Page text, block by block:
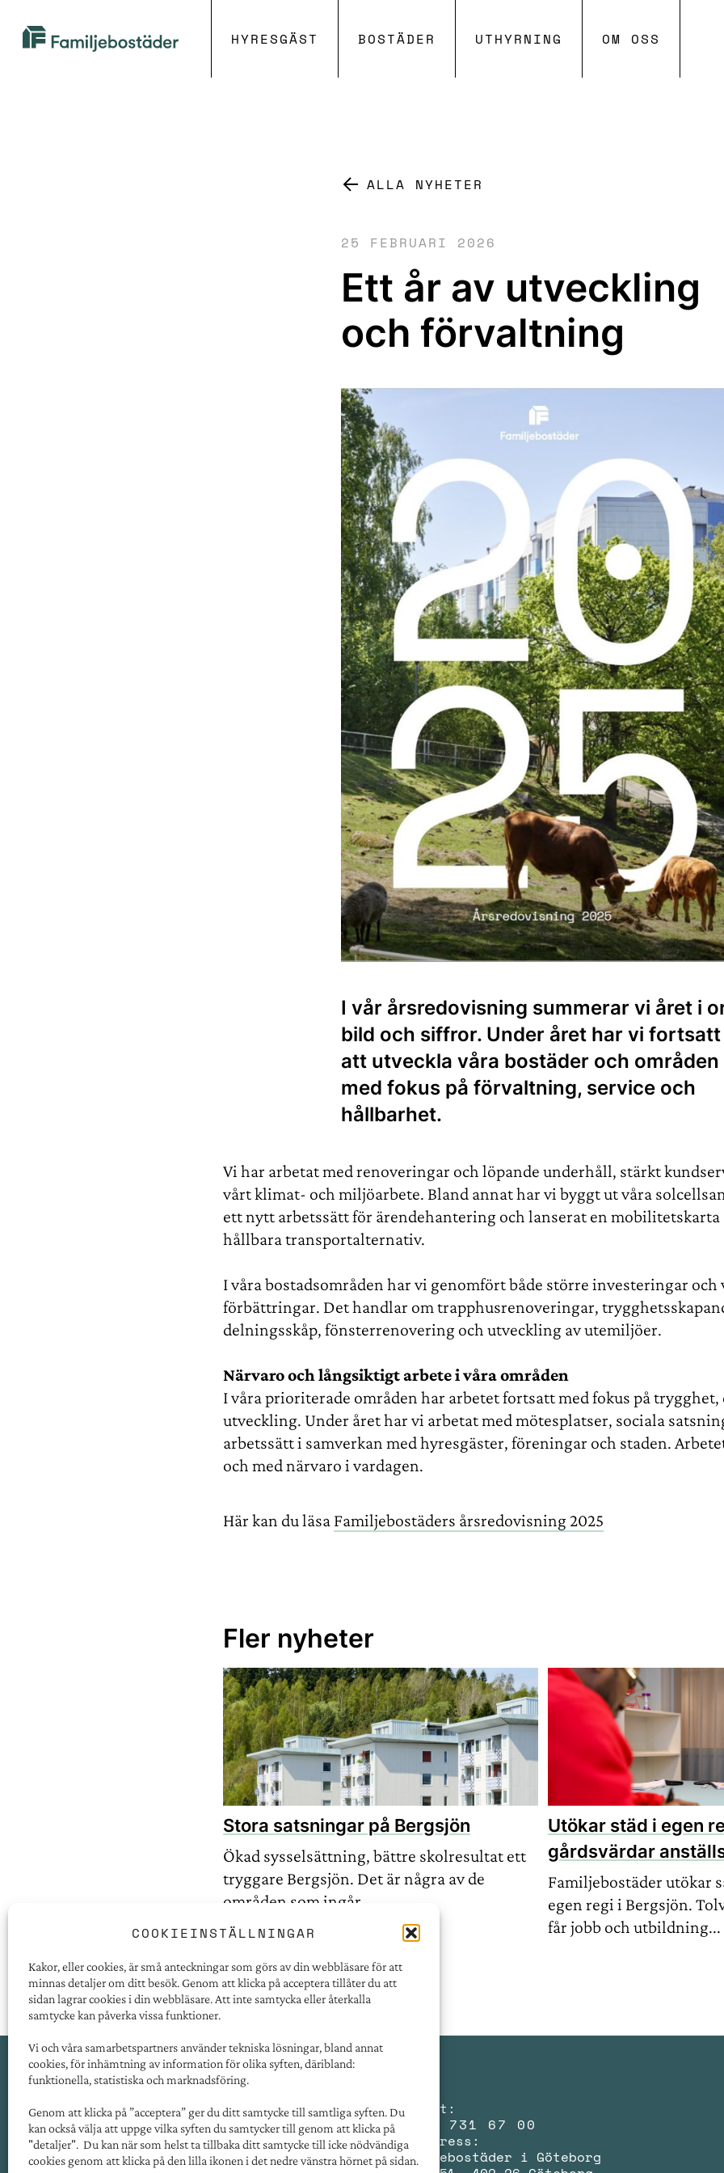
COOKIEINSTÄLLNINGAR
Kakor, eller cookies, är små anteckningar som görs av din webbläsare för att
minnas detaljer om ditt besök. Genom att klicka på acceptera tillåter du att
sidan lagrar cookies i din webbläsare. Att inte samtycka eller återkalla
samtycke kan påverka vissa funktioner.
Vi och våra samarbetspartners använder tekniska lösningar, bland annat
cookies, för inhämtning av information för olika syften, däribland:
funktionella, statistiska och marknadsföring.
Genom att klicka på ”acceptera” ger du ditt samtycke till samtliga syften. Du
kan också välja att uppge vilka syften du samtycker till genom att klicka på
"detaljer". Du kan när som helst ta tillbaka ditt samtycke till icke nödvändiga
cookies genom att klicka på den lilla ikonen i det nedre vänstra hörnet på sidan.
Familjebostäder
HYRESGÄST BOSTÄDER UTHYRNING OM OSS
ALLA NYHETER
25 FEBRUARI 2026
Ett år av utveckling
och förvaltning
I vår årsredovisning summerar vi året i
bild och siffror. Under året har vi fortsatt
att utveckla våra bostäder och områden
med fokus på förvaltning, service och
hållbarhet.
Vi har arbetat med renoveringar och löpande underhåll, stärkt
vårt klimat- och miljöarbete. Bland annat har vi byggt ut våra
ett nytt arbetssätt för ärendehantering och lanserat en mobilitetskarta
hållbara transportalternativ.
I våra bostadsområden har vi genomfört både större investeringar och
förbättringar. Det handlar om trapphusrenoveringar,
delningsskåp, fönsterrenovering och utveckling av utemiljöer.
Närvaro och långsiktigt arbete i våra områden
I våra prioriterade områden har arbetet fortsatt med fokus på
utveckling. Under året har vi arbetat med mötesplatser, sociala
arbetssätt i samverkan med hyresgäster, föreningar och staden.
och med närvaro i vardagen.
Här kan du läsa Familjebostäders årsredovisning 2025
Fler nyheter
Stora satsningar på Bergsjön
Ökad sysselsättning, bättre skolresultat ett
tryggare Bergsjön. Det är några av de
områden som ingår...
Utökar städ i egen
gårdsvärdar
Familjebostäder utökar
egen regi i Bergsjön.
får jobb och utbildning...
PRESSRUM
TILLGÄNGLIGHET
FÖR LEVERANTÖRER
PERSONUPPGIFTER
Kontakt:
031 - 731 67 00
Postadress:
Familjebostäder i Göteborg